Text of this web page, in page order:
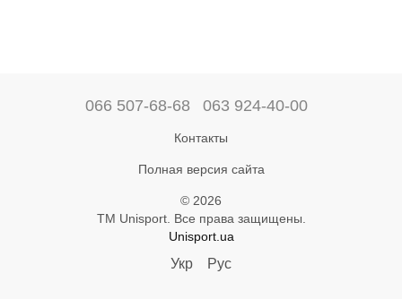
066 507-68-68 063 924-40-00
Контакты
Полная версия сайта
© 2026
ТМ Unisport. Все права защищены.
Unisport.ua
Укр Рус